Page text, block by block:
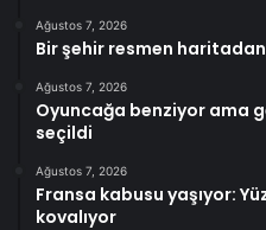
Ağustos 7, 2026
Bir şehir resmen
Ağustos 7, 2026
Oyuncağa benziyor ama
seçildi
Ağustos 7, 2026
Fransa kabusu yaşıyor:
kovalıyor